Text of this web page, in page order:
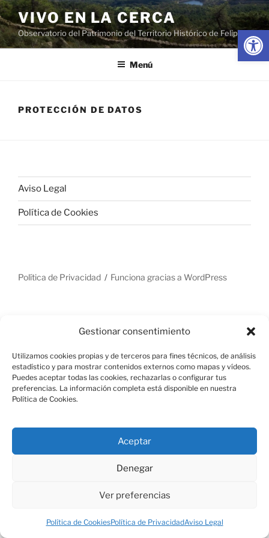
Abrir
Gestionar consentimiento
Utilizamos cookies propias y de terceros para fines técnicos, de análisis
estadístico y para mostrar contenidos externos como mapas y vídeos.
Puedes aceptar todas las cookies, rechazarlas o configurar tus
preferencias. La información completa está disponible en nuestra
Política de Cookies.
Aceptar
Denegar
Ver preferencias
Política de CookiesPolítica de PrivacidadAviso Legal
Saltar
al
contenido
VIVO EN LA CERCA
Observatorio del Patrimonio del Territorio Histórico de Felipe II
Menú
PROTECCIÓN DE DATOS
Aviso Legal
Política de Cookies
Política de Privacidad Funciona gracias a WordPress